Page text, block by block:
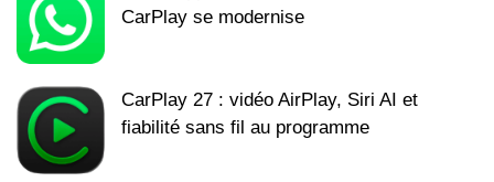
CarPlay se modernise
CarPlay 27 : vidéo AirPlay, Siri AI et
fiabilité sans fil au programme